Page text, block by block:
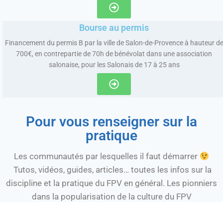
Bourse au permis
Financement du permis B par la ville de Salon-de-Provence à hauteur de
700€, en contrepartie de 70h de bénévolat dans une association
salonaise, pour les Salonais de 17 à 25 ans
Pour vous renseigner sur la
pratique
Les communautés par lesquelles il faut démarrer
Tutos, vidéos, guides, articles… toutes les infos sur la
discipline et la pratique du FPV en général. Les pionniers
dans la popularisation de la culture du FPV